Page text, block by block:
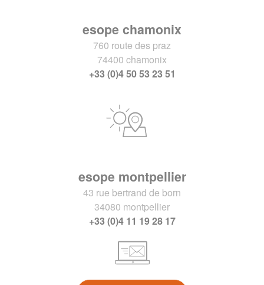
esope chamonix
760 route des praz
74400 chamonix
+33 (0)4 50 53 23 51
esope montpellier
43 rue bertrand de born
34080 montpellier
+33 (0)4 11 19 28 17